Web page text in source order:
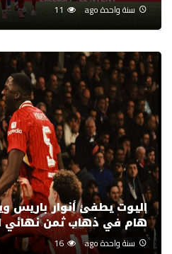
سنة واحدة ago 11
إليوت يطفئ أنوار باريس
هام في ذهاب ثمن نهائي
سنة واحدة ago 16